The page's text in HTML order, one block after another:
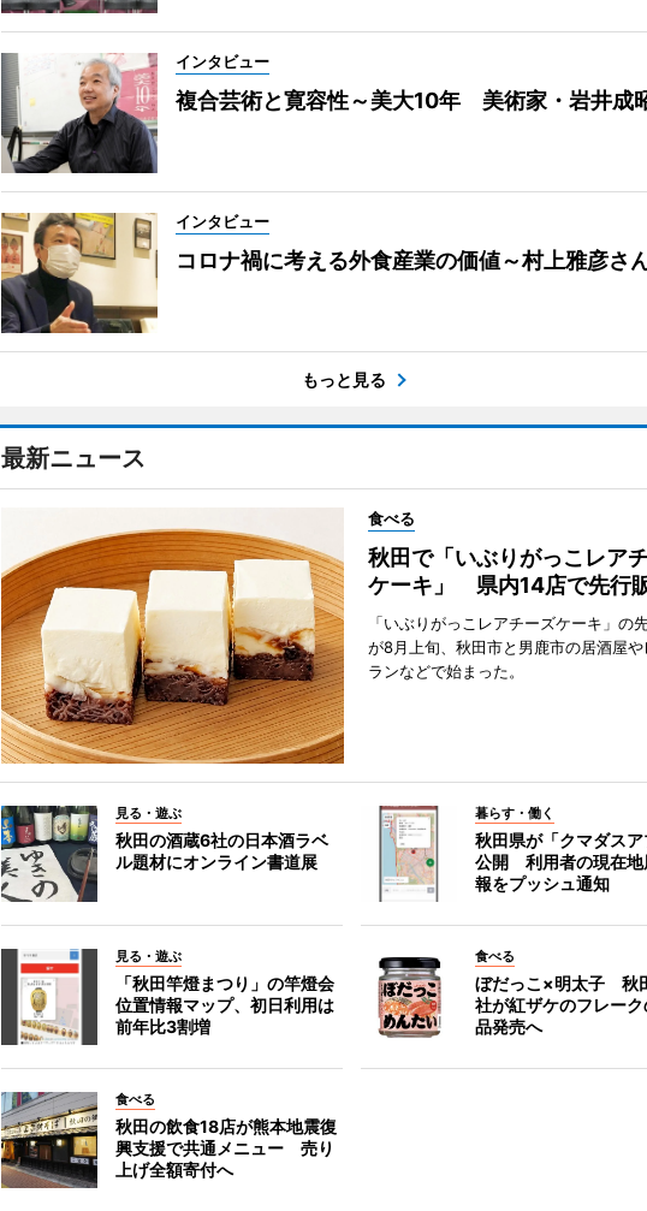
インタビュー
複合芸術と寛容性～美大10年 美術家・岩井成
インタビュー
コロナ禍に考える外食産業の価値～村上雅彦さ
もっと見る
最新ニュース
食べる
秋田で「いぶりがっこレア
ケーキ」 県内14店で先行
「いぶりがっこレアチーズケーキ」の
が8月上旬、秋田市と男鹿市の居酒屋や
ランなどで始まった。
見る・遊ぶ
秋田の酒蔵6社の日本酒ラベ
ル題材にオンライン書道展
暮らす・働く
秋田県が「クマダスア
公開 利用者の現在地
報をプッシュ通知
見る・遊ぶ
「秋田竿燈まつり」の竿燈会
位置情報マップ、初日利用は
前年比3割増
食べる
ぼだっこ×明太子 秋
社が紅ザケのフレー
品発売へ
食べる
秋田の飲食18店が熊本地震復
興支援で共通メニュー 売り
上げ全額寄付へ